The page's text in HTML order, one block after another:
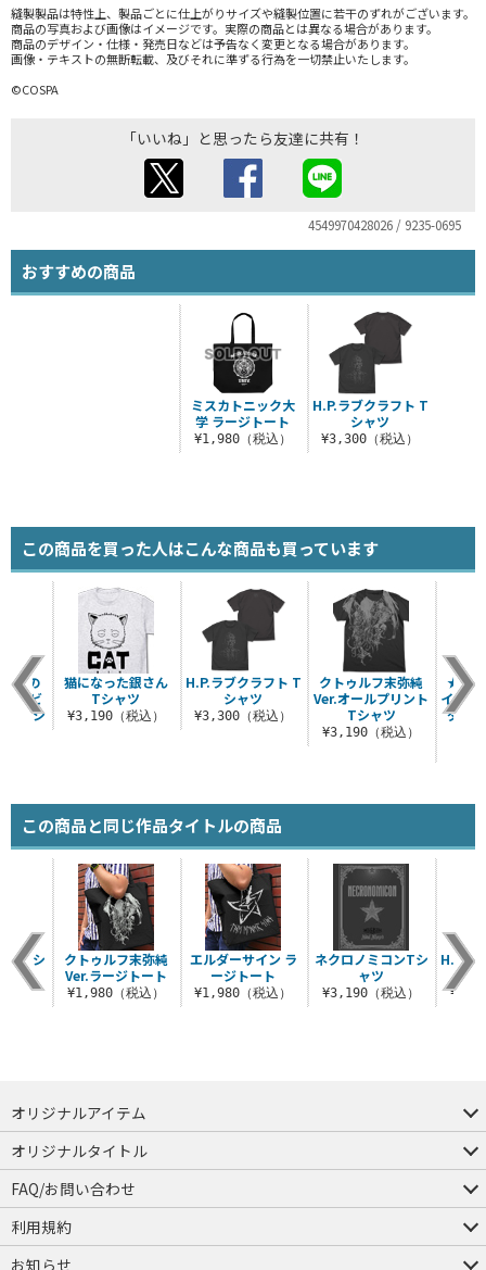
縫製製品は特性上、製品ごとに仕上がりサイズや縫製位置に若干のずれがございます。
商品の写真および画像はイメージです。実際の商品とは異なる場合があります。
商品のデザイン・仕様・発売日などは予告なく変更となる場合があります。
画像・テキストの無断転載、及びそれに準ずる行為を一切禁止いたします。
©COSPA
「いいね」と思ったら友達に共有！
4549970428026 / 9235-0695
おすすめの商品
ミスカトニック大
学 ラージトート
¥1,980（税込）
H.P.ラブクラフト T
シャツ
¥3,300（税込）
この商品を買った人はこんな商品も買っています
H.P.ラブクラフト T
シャツ
¥3,300（税込）
クトゥルフ末弥純
Ver.オールプリント
Tシャツ
¥3,190（税込）
★限
イヤホ
ダス
俺の
」 ビ
トTシ
猫になった銀さん
Tシャツ
¥3,190（税込）
この商品と同じ作品タイトルの商品
エルダーサイン ラ
ージトート
¥1,980（税込）
ネクロノミコンTシ
ャツ
¥3,190（税込）
H.P.ラ
猫Tシ
Ver.
込）
クトゥルフ末弥純
Ver.ラージトート
¥1,980（税込）
オリジナルアイテム
つままれ
つかまれ
ピョコッテ
オリジナルタイトル
アイテムヤ
ミスカトニック大學購買部
FAQ/お問い合わせ
FAQ
お問い合わせ
利用規約
会員規約・ポイント規約
特定商取引法に関する表示
プライバシーポリシー
お知らせ